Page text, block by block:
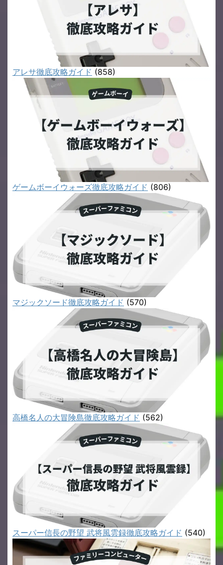
アレサ徹底攻略ガイド (858)
ゲームボーイウォーズ徹底攻略ガイド (806)
マジックソード徹底攻略ガイド (570)
高橋名人の大冒険島徹底攻略ガイド (562)
スーパー信長の野望 武将風雲録徹底攻略ガイド (540)